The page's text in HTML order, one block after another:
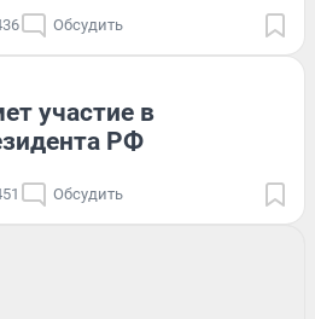
Обсудить
участие в
РФ
Обсудить